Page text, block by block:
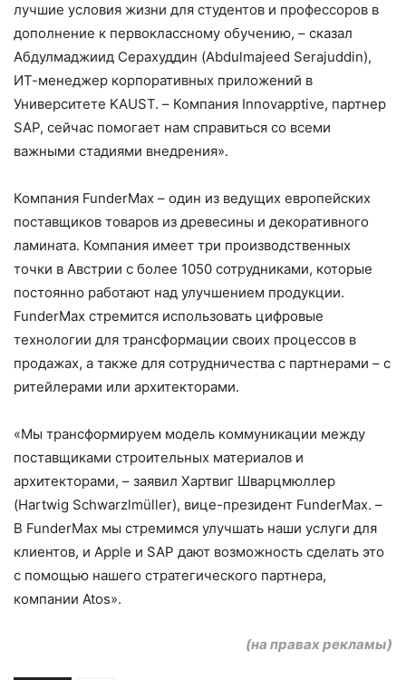
лучшие условия жизни для студентов и профессоров в
дополнение к первоклассному обучению, – сказал
Абдулмаджиид Серахуддин (Abdulmajeed Serajuddin),
ИТ-менеджер корпоративных приложений в
Университете KAUST. – Компания Innovapptive, партнер
SAP, сейчас помогает нам справиться со всеми
важными стадиями внедрения».
Компания FunderMax – один из ведущих европейских
поставщиков товаров из древесины и декоративного
ламината. Компания имеет три производственных
точки в Австрии с более 1050 сотрудниками, которые
постоянно работают над улучшением продукции.
FunderMax стремится использовать цифровые
технологии для трансформации своих процессов в
продажах, а также для сотрудничества с партнерами – с
ритейлерами или архитекторами.
«Мы трансформируем модель коммуникации между
поставщиками строительных материалов и
архитекторами, – заявил Хартвиг Шварцмюллер
(Hartwig Schwarzlmüller), вице-президент FunderMax. –
В FunderMax мы стремимся улучшать наши услуги для
клиентов, и Apple и SAP дают возможность сделать это
с помощью нашего стратегического партнера,
компании Atos».
(на правах рекламы)